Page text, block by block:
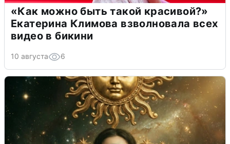
«Как можно быть такой красивой?»
Екатерина Климова взволновала всех
видео в бикини
10 августа 6